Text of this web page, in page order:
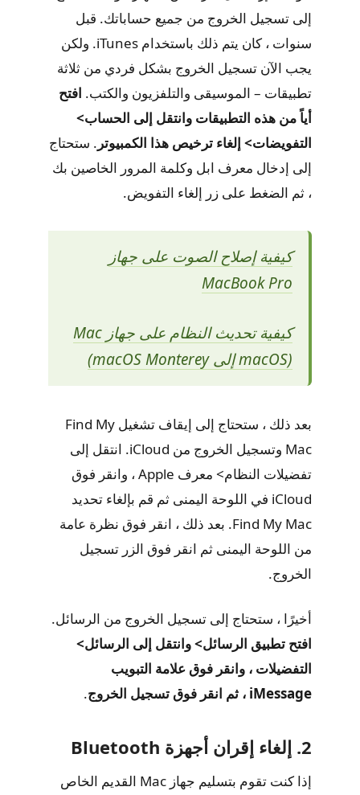
إلى تسجيل الخروج من جميع حساباتك. قبل
سنوات ، كان يتم ذلك باستخدام iTunes. ولكن
يجب الآن تسجيل الخروج بشكل فردي من ثلاثة
تطبيقات – الموسيقى والتلفزيون والكتب. افتح
أياً من هذه التطبيقات وانتقل إلى الحساب>
التفويضات> إلغاء ترخيص هذا الكمبيوتر . ستحتاج
إلى إدخال معرف ابل وكلمة المرور الخاصين بك
، ثم الضغط على زر إلغاء التفويض.
كيفية إصلاح الصوت على جهاز
MacBook Pro
كيفية تحديث النظام على جهاز Mac
(macOS إلى macOS Monterey)
بعد ذلك ، ستحتاج إلى إيقاف تشغيل Find My
Mac وتسجيل الخروج من iCloud. انتقل إلى
تفضيلات النظام> معرف Apple ، وانقر فوق
iCloud في اللوحة اليمنى ثم قم بإلغاء تحديد
Find My Mac. بعد ذلك ، انقر فوق نظرة عامة
من اللوحة اليمنى ثم انقر فوق الزر تسجيل
الخروج.
أخيرًا ، ستحتاج إلى تسجيل الخروج من الرسائل.
افتح تطبيق الرسائل> وانتقل إلى الرسائل>
التفضيلات ، وانقر فوق علامة التبويب
iMessage ، ثم انقر فوق تسجيل الخروج
.
2. إلغاء إقران أجهزة Bluetooth
إذا كنت تقوم بتسليم جهاز Mac القديم الخاص